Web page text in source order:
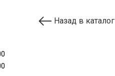
Назад в каталог